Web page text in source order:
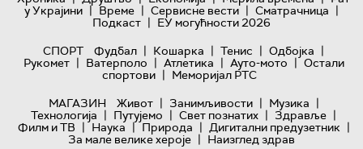
у Украјини | Време | Сервисне вести | Сматрачница |
Подкаст | ЕУ могућности 2026
СПОРТ
Фудбал | Кошарка | Тенис | Одбојка |
Рукомет | Ватерполо | Атлетика | Ауто-мото | Остали
спортови | Меморијал РТС
МАГАЗИН
Живот | Занимљивости | Музика |
Технологијa | Путујемо | Свет познатих | Здравље |
Филм и ТВ | Наука | Природа | Дигитални предузетник |
За мале велике хероје | Наизглед здрав